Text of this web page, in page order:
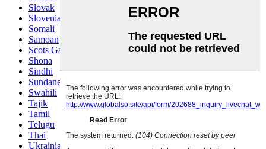
Slovak
Slovenian
Somali
Samoan
Scots Gaelic
Shona
Sindhi
Sundanese
Swahili
Tajik
Tamil
Telugu
Thai
Ukrainian